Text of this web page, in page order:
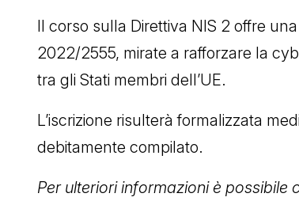
Il corso sulla Direttiva NIS 2 offre
2022/2555, mirate a rafforzare la
tra gli Stati membri dell’UE.
L’iscrizione risulterà formalizzata
debitamente compilato.
Per ulteriori informazioni è possibile